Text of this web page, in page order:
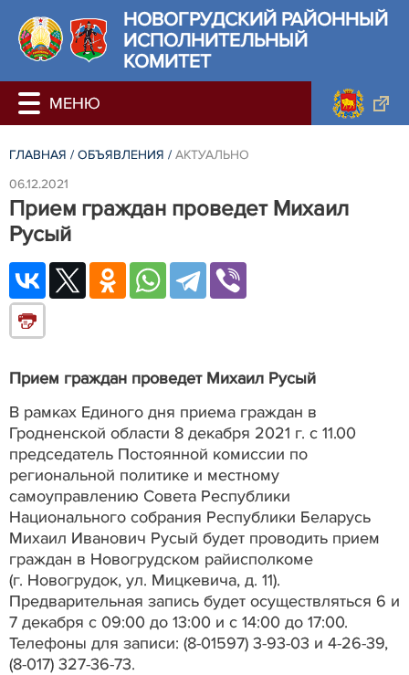
НОВОГРУДСКИЙ РАЙОННЫЙ
ИСПОЛНИТЕЛЬНЫЙ
КОМИТЕТ
ГЛАВНАЯ / ОБЪЯВЛЕНИЯ / АКТУАЛЬНО
06.12.2021
Прием граждан проведет Михаил
Русый
Прием граждан проведет Михаил Русый
В рамках Единого дня приема граждан в
Гродненской области 8 декабря 2021 г. с 11.00
председатель Постоянной комиссии по
региональной политике и местному
самоуправлению Совета Республики
Национального собрания Республики Беларусь
Михаил Иванович Русый будет проводить прием
граждан в Новогрудском райисполкоме
(г. Новогрудок, ул. Мицкевича, д. 11).
Предварительная запись будет осуществляться 6 и
7 декабря с 09:00 до 13:00 и с 14:00 до 17:00.
Телефоны для записи: (8-01597) 3-93-03 и 4-26-39,
(8-017) 327-36-73.